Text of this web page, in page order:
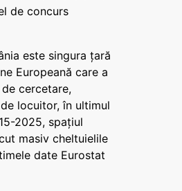
de concurs
este singura țară
Europeană care a
cercetare,
locuitor, în ultimul
2025, spațiul
masiv cheltuielile
date Eurostat